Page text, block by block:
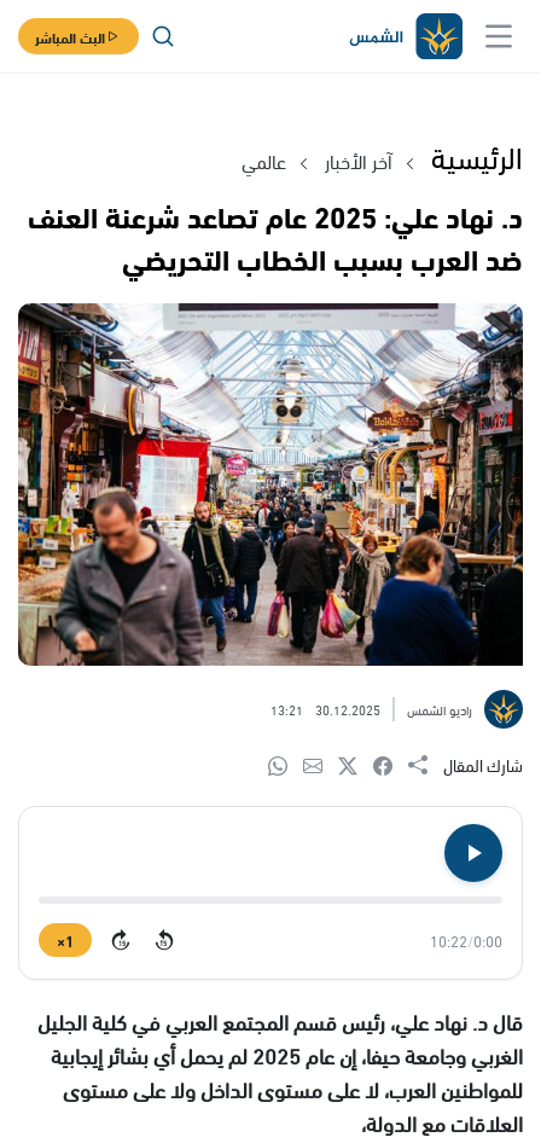
البث المباشر
الرئيسية آخر الأخبار عالمي
د. نهاد علي: 2025 عام تصاعد شرعنة العنف
ضد العرب بسبب الخطاب التحريضي
راديو الشمس 30.12.2025
13:21
شارك المقال
0:00
/
10:22
15
15
1×
قال د. نهاد علي، رئيس قسم المجتمع العربي في كلية الجليل
الغربي وجامعة حيفا، إن عام 2025 لم يحمل أي بشائر إيجابية
للمواطنين العرب، لا على مستوى الداخل ولا على مستوى
العلاقات مع الدولة،